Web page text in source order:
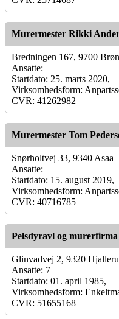
Murermester Rikki
Bredningen 167, 9700
Ansatte:
Startdato: 25. marts 2020,
Virksomhedsform:
CVR: 41262982
Murermester Tom
Snørholtvej 33, 9340 Asaa
Ansatte:
Startdato: 15. august 2019,
Virksomhedsform:
CVR: 40716785
Pelsdyravl og
Glinvadvej 2, 9320
Ansatte: 7
Startdato: 01. april 1985,
Virksomhedsform:
CVR: 51655168